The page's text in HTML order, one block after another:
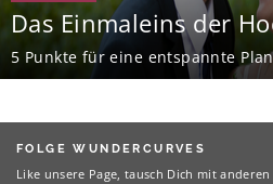
Das Einmaleins der
5 Punkte für eine entspannte
FOLGE WUNDERCURVES
Like unsere Page, tausch Dich mit